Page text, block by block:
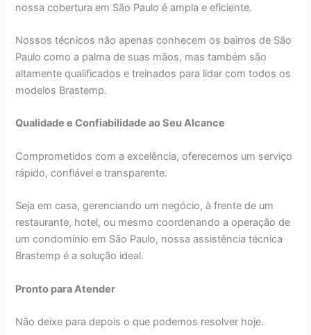
nossa cobertura em São Paulo é ampla e eficiente.
Nossos técnicos não apenas conhecem os bairros de São
Paulo como a palma de suas mãos, mas também são
altamente qualificados e treinados para lidar com todos os
modelos Brastemp.
Qualidade e Confiabilidade ao Seu Alcance
Comprometidos com a excelência, oferecemos um serviço
rápido, confiável e transparente.
Seja em casa, gerenciando um negócio, à frente de um
restaurante, hotel, ou mesmo coordenando a operação de
um condomínio em São Paulo, nossa assistência técnica
Brastemp é a solução ideal.
Pronto para Atender
Não deixe para depois o que podemos resolver hoje.